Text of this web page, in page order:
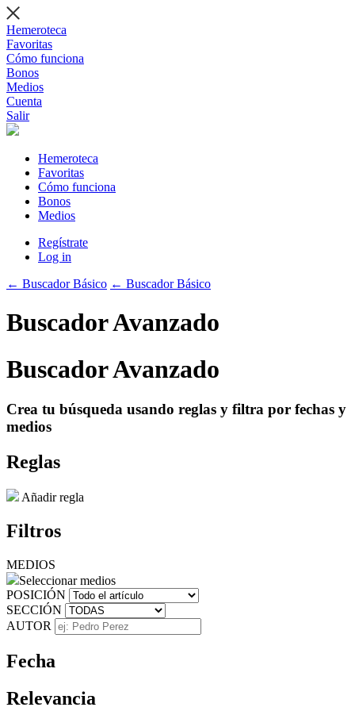
Hemeroteca
Favoritas
Cómo funciona
Bonos
Medios
Cuenta
Salir
Hemeroteca
Favoritas
Cómo funciona
Bonos
Medios
Regístrate
Log in
← Buscador Básico ← Buscador Básico
Buscador Avanzado
Buscador Avanzado
Crea tu búsqueda usando reglas y filtra por fechas y
medios
Reglas
Añadir regla
Filtros
MEDIOS
Seleccionar medios
POSICIÓN
SECCIÓN
AUTOR
Fecha
Relevancia